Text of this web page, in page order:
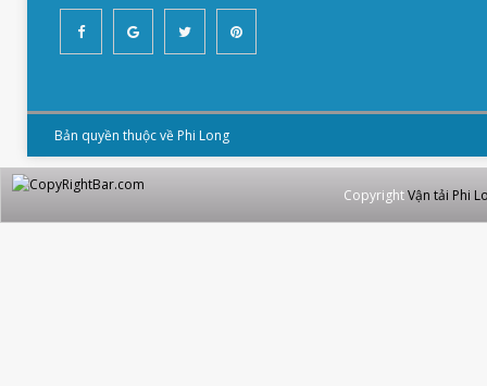
Bản quyền thuộc về Phi Long
CopyrightVận tải Phi